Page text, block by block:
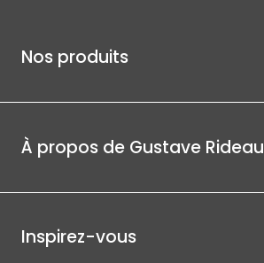
Nos produits
À propos de Gustave Rideau
Inspirez-vous